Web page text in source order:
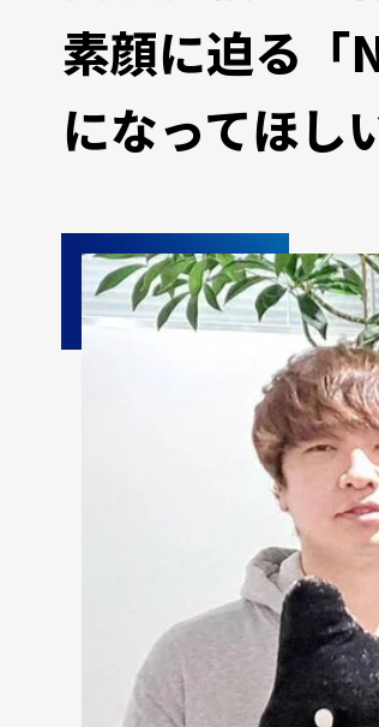
素顔に迫る「
になってほし